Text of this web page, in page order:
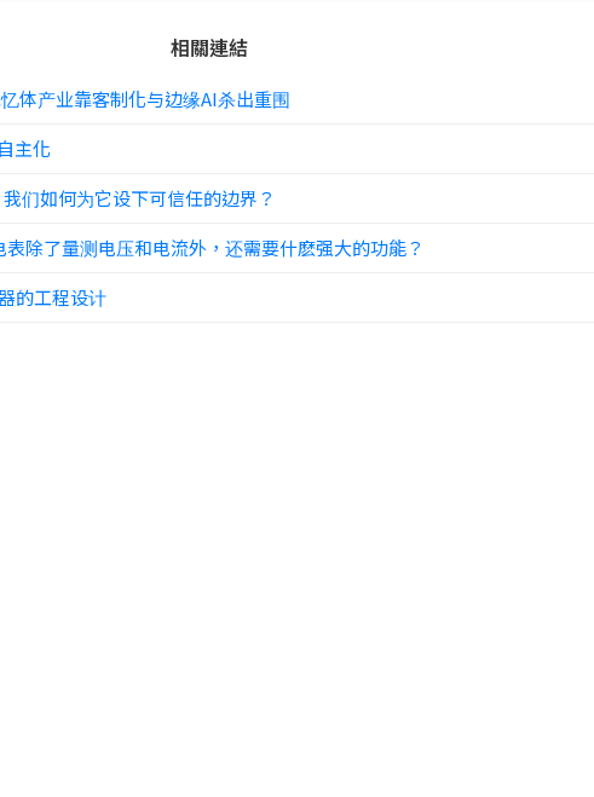
相關連結
体产业靠客制化与边缘AI杀出重围
主化
们如何为它设下可信任的边界？
除了量测电压和电流外，还需要什麽强大的功能？
的工程设计